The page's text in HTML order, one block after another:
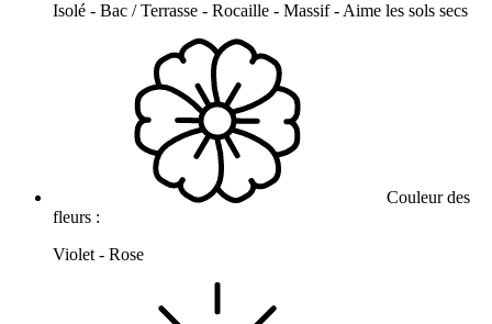
Isolé - Bac / Terrasse - Rocaille - Massif - Aime les sols secs
Couleur des
fleurs :
Violet - Rose